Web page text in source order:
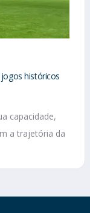
históricos
capacidade,
a trajetória da